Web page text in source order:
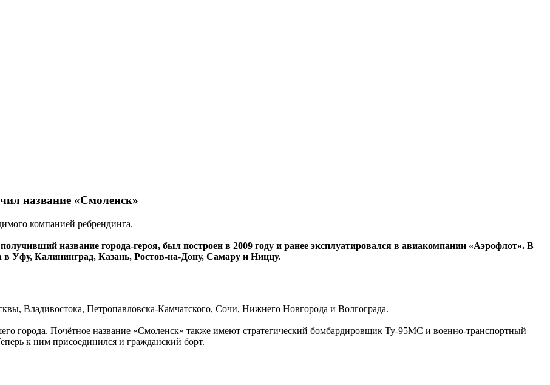
название «Смоленск»
компанией ребрендинга.
название города-героя, был построен в 2009 году и ранее эксплуатировался в авиакомпании «Аэрофлот». В
Уфу, Калининград, Казань, Ростов-на-Дону, Самару и Ниццу.
Владивостока, Петропавловска-Камчатского, Сочи, Нижнего Новгорода и Волгограда.
города. Почётное название «Смоленск» также имеют стратегический бомбардировщик Ту-95МС и военно-транспортный
к ним присоединился и гражданский борт.